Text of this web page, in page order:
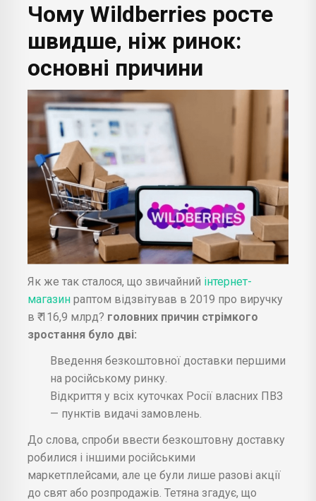
Чому Wildberries росте
швидше, ніж ринок:
основні причини
Як же так сталося, що звичайний інтернет-
магазин раптом відзвітував в 2019 про виручку
в ₹ 116,9 млрд? головних причин стрімкого
зростання було дві:
Введення безкоштовної доставки першими
на російському ринку.
Відкриття у всіх куточках Росії власних ПВЗ
— пунктів видачі замовлень.
До слова, спроби ввести безкоштовну доставку
робилися і іншими російськими
маркетплейсами, але це були лише разові акції
до свят або розпродажів. Тетяна згадує, що